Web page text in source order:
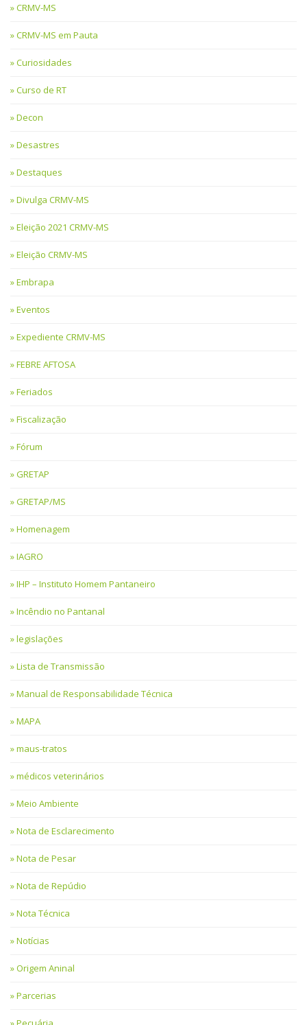
CRMV-MS
CRMV-MS em Pauta
Curiosidades
Curso de RT
Decon
Desastres
Destaques
Divulga CRMV-MS
Eleição 2021 CRMV-MS
Eleição CRMV-MS
Embrapa
Eventos
Expediente CRMV-MS
FEBRE AFTOSA
Feriados
Fiscalização
Fórum
GRETAP
GRETAP/MS
Homenagem
IAGRO
IHP – Instituto Homem Pantaneiro
Incêndio no Pantanal
legislações
Lista de Transmissão
Manual de Responsabilidade Técnica
MAPA
maus-tratos
médicos veterinários
Meio Ambiente
Nota de Esclarecimento
Nota de Pesar
Nota de Repúdio
Nota Técnica
Notícias
Origem Aninal
Parcerias